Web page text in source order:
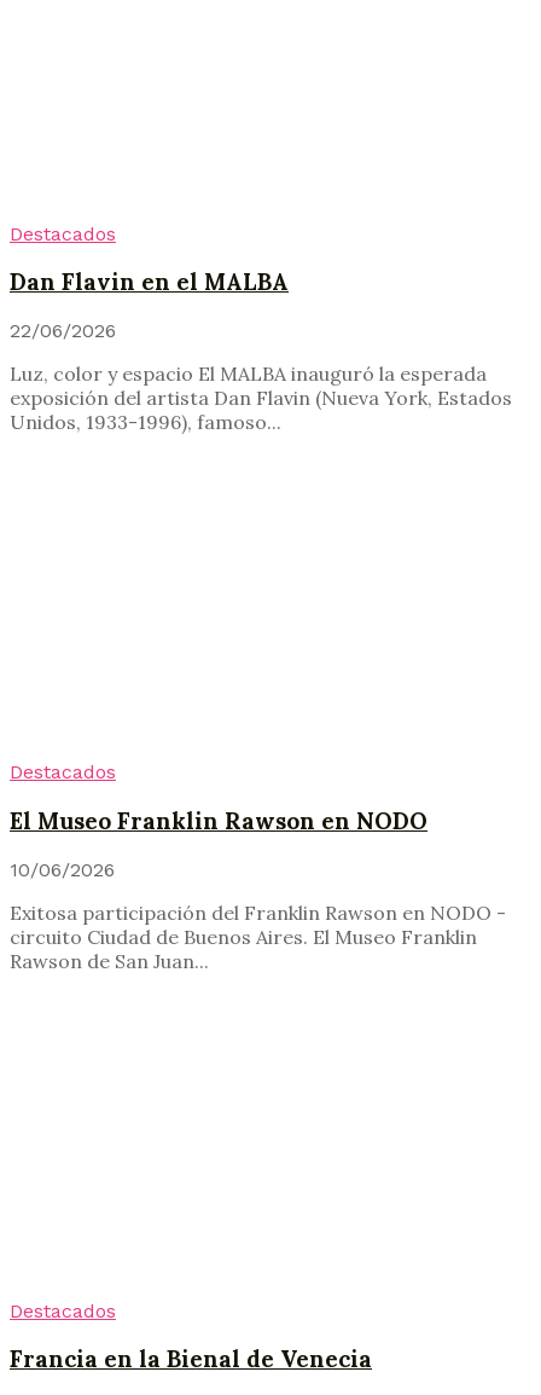
Destacados
Dan Flavin en el MALBA
22/06/2026
Luz, color y espacio El MALBA inauguró la esperada
exposición del artista Dan Flavin (Nueva York, Estados
Unidos, 1933-1996), famoso...
Destacados
El Museo Franklin Rawson en NODO
10/06/2026
Exitosa participación del Franklin Rawson en NODO -
circuito Ciudad de Buenos Aires. El Museo Franklin
Rawson de San Juan...
Destacados
Francia en la Bienal de Venecia